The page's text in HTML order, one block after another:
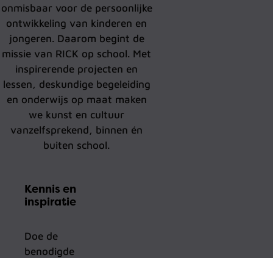
onmisbaar voor de persoonlijke
ontwikkeling van kinderen en
jongeren. Daarom begint de
missie van RICK op school. Met
inspirerende projecten en
lessen, deskundige begeleiding
en onderwijs op maat maken
we kunst en cultuur
vanzelfsprekend, binnen én
buiten school.
Kennis en
inspiratie
Doe de
benodigde